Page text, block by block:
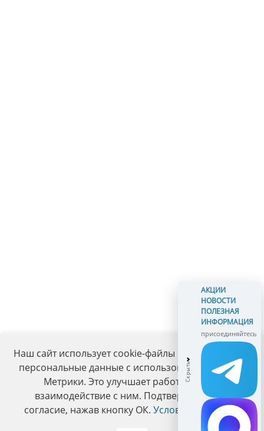
Наш сайт использует cookie-файлы и обрабатывает
персональные данные с использованием Яндекс
Метрики. Это улучшает работу сайта и
взаимодействие с ним. Подтвердите ваше
согласие, нажав кнопку ОК. Условия политики.
АКЦИИ
НОВОСТИ
ПОЛЕЗНАЯ
ИНФОРМАЦИЯ
присоединяйтесь